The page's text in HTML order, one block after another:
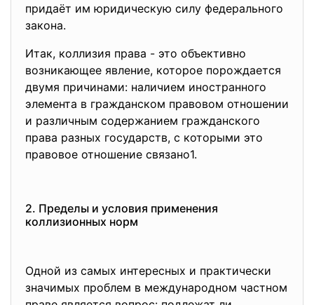
придаёт им юридическую силу федерального
закона.
Итак, коллизия права - это объективно
возникающее явление, которое порождается
двумя причинами: наличием иностранного
элемента в гражданском правовом отношении
и различным содержанием гражданского
права разных государств, с которыми это
правовое отношение связано1.
2. Пределы и условия применения
коллизионных норм
Одной из самых интересных и практически
значимых проблем в международном частном